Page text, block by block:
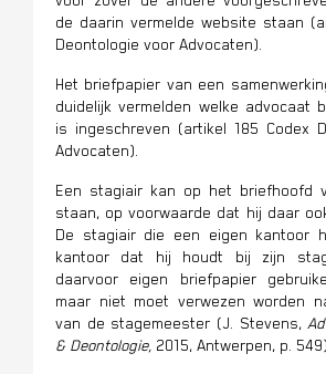
de daarin vermelde website staan
Deontologie voor Advocaten).
Het briefpapier van een
duidelijk vermelden welke advocaat
is ingeschreven (artikel 185 Codex
Advocaten).
Een stagiair kan op het briefhoofd
staan, op voorwaarde dat hij daar
De stagiair die een eigen kantoor
kantoor dat hij houdt bij zijn
daarvoor eigen briefpapier
maar niet moet verwezen worden
van de stagemeester (J. Stevens,
& Deontologie, 2015, Antwerpen, p.